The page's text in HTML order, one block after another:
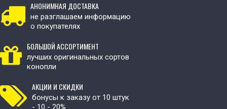
АНОНИМНАЯ ДОСТАВКА
не разглашаем информацию
о покупателях
БОЛЬШОЙ АССОРТИМЕНТ
лучших оригинальных сортов
конопли
АКЦИИ И СКИДКИ
бонусы к заказу от 10 штук
- 10 - 20%